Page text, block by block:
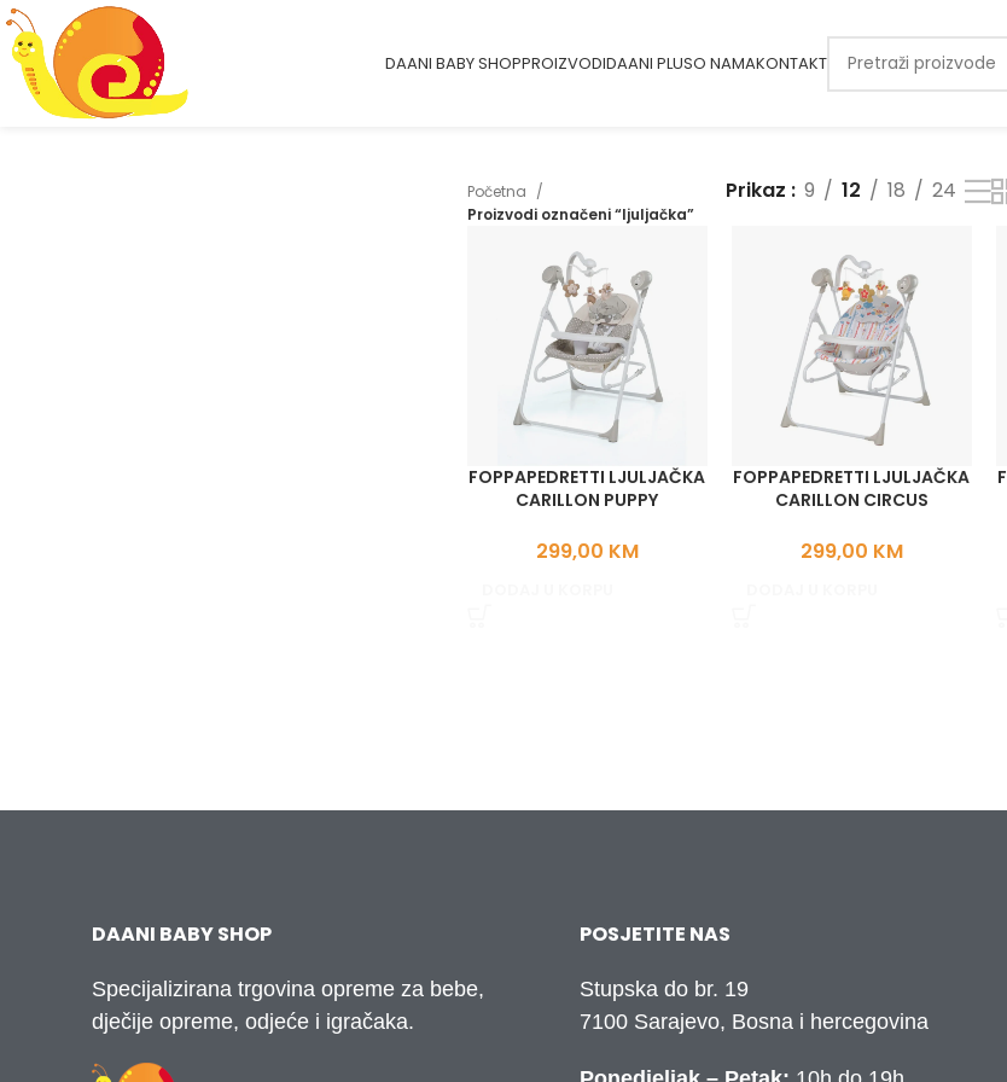
DAANI BABY SHOPPROIZVODIDAANI PLUSO NAMAKONTAKT
Početna
Proizvodi označeni “ljuljačka”
Prikaz 9 12 18 24
FOPPAPEDRETTI LJULJAČKA
CARILLON PUPPY
299,00 KM
FOPPAPEDRETTI LJULJAČKA
CARILLON CIRCUS
299,00 KM
DAANI BABY SHOP
Specijalizirana trgovina opreme za bebe,
dječije opreme, odjeće i igračaka.
POSJETITE NAS
Stupska do br. 19
7100 Sarajevo, Bosna i hercegovina